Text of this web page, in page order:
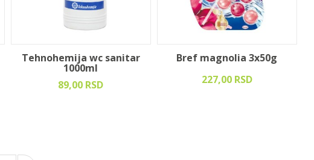
Tehnohemija wc sanitar
1000ml
89,00 RSD
Bref magnolia 3x50g
227,00 RSD